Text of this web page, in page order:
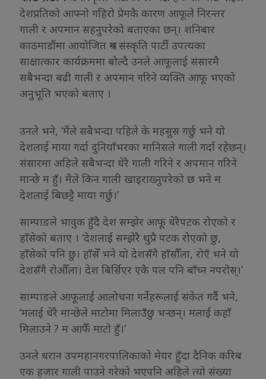
देशप्रतिको आफ्नो गहिरो प्रेमकै कारण आफूले निरन्तर
गाली र अपमान सहनुपरेको बताएका छन्। शनिबार
काठमाडौंमा आयोजित श्रम संस्कृति पार्टी उपत्यका
साक्षात्कार कार्यक्रममा बोल्दै उनले आफूलाई संसारमै
सबैभन्दा बढी गाली र अपमान गरिने व्यक्ति आफू भएको
अनुभूति भएको बताए ।
उनले भने, ‘मैंले सबैभन्दा पहिले के महसुस गर्छु भने यो
देशलाई माया गर्दा दुनियाँभरका मानिसले गाली गर्दा रहेछन्।
संसारमा अहिले सबैभन्दा धेरै गाली गरिने र अपमान गरिने
मान्छे म हुँ। मैले किन गाली खाइराख्नुपरेको छ भने म
देशलाई बिछट्टै माया गर्छु।’
साम्पाङले भावुक हुँदै देश सम्झेर आफू धेरैपटक रोएको र
हाँसेको बताए । ‘देशलाई सम्झेरै थुप्रै पटक रोएको छु,
हाँसेको पनि छु। हाँसेँ भने यो देशसँगै हाँसौँला, रोएँ भने यो
देशसँगै रोऔँला। देश बिर्सिएर एकै पल पनि बाँच्न नपरोस्।’
साम्पाङले आफूलाई आलोचना गर्नेहरूलाई संकेत गर्दै भने,
‘मलाई धेरै मान्छेले माटोमा मिलाउँछु भन्छन्। मलाई कहाँ
मिलाउने ? म आफैँ माटो हुँ।’
उनले धरान उपमहानगरपालिकाको मेयर हुँदा दैनिक करिब
एक हजार गाली पाउने गरेको भएपनि अहिले त्यो संख्या